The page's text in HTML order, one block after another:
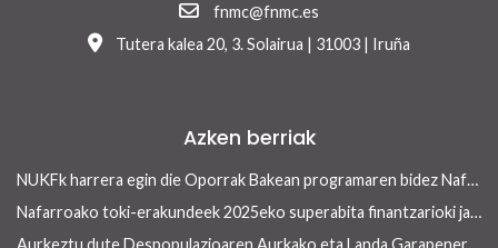
fnmc@fnmc.es
Tutera kalea 20, 3. Solairua | 31003 | Iruña
Azken berriak
NUKFk harrera egin die Oporrak Bakean programaren bidez Nafarroara uda igarotzera etorritako saharar haurrei
Nafarroako toki-erakundeek 2025eko superabita finantzarioki jasangarriak diren inbertsioak egiteko erabili ahalko dute 13/2026 Errege lege-dekretua onetsi ondoren